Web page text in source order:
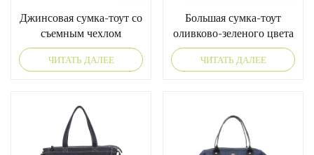
Джинсовая сумка-тоут со
съемным чехлом
ЧИТАТЬ ДАЛЕЕ
Большая сумка-тоут
оливково-зеленого цвета
ЧИТАТЬ ДАЛЕЕ